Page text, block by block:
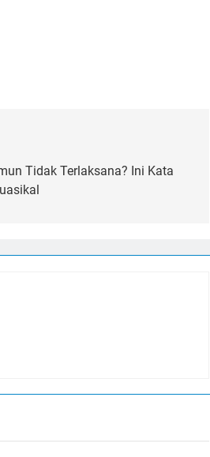
Tidak Terlaksana? Ini Kata